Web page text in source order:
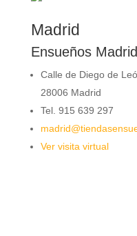
Madrid
Ensueños Madrid
Calle de Diego de
28006 Madrid
Tel. 915 639 297
Ver visita virtual